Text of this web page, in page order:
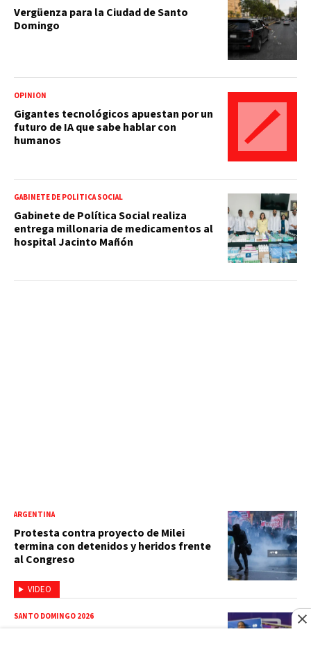
Vergüenza para la Ciudad de Santo
Domingo
OPINIÓN
Gigantes tecnológicos apuestan por un
futuro de IA que sabe hablar con
humanos
GABINETE DE POLÍTICA SOCIAL
Gabinete de Política Social realiza
entrega millonaria de medicamentos al
hospital Jacinto Mañón
VIDEO
ARGENTINA
Protesta contra proyecto de Milei
termina con detenidos y heridos frente
al Congreso
SANTO DOMINGO 2026